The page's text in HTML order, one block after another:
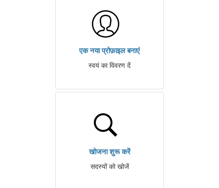
एक नया प्रोफ़ाइल बनाएं
स्वयं का विवरण दें
खोजना शुरू करें
सदस्यों को खोजें